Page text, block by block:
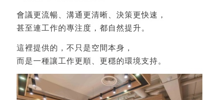
會議更流暢、溝通更清晰、決策更快速，
甚至連工作的專注度，都自然提升。
這裡提供的，不只是空間本身，
而是一種讓工作更順、更穩的環境支持。